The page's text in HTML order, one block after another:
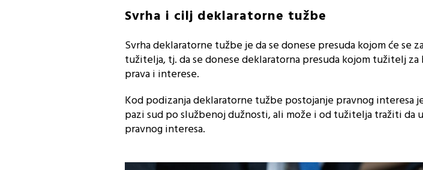
Svrha i cilj deklaratorne tužbe
Svrha deklaratorne tužbe je da se donese presuda kojom će se
tužitelja, tj. da se donese deklaratorna presuda kojom tužitelj
prava i interese.
Kod podizanja deklaratorne tužbe postojanje pravnog interesa
pazi sud po službenoj dužnosti, ali može i od tužitelja tražiti da
pravnog interesa.